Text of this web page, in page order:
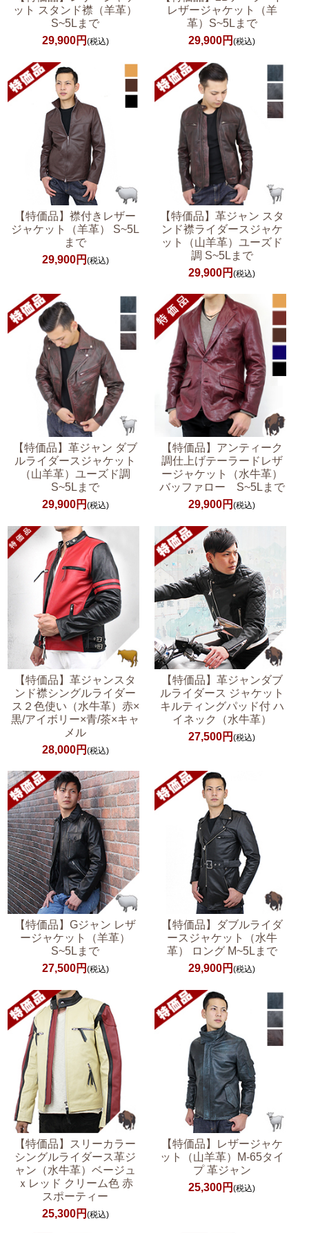
ット スタンド襟（羊革）
S~5Lまで
29,900円 (税込)
レザージャケット（羊
革）S~5Lまで
29,900円(税込)
【特価品】襟付きレザー
ジャケット（羊革） S~5L
まで
29,900円 (税込)
【特価品】革ジャン スタ
ンド襟ライダースジャケ
ット（山羊革）ユーズド
調 S~5Lまで
29,900円(税込)
【特価品】革ジャン ダブ
ルライダースジャケット
（山羊革）ユーズド調
S~5Lまで
29,900円 (税込)
【特価品】アンティーク
調仕上げテーラードレザ
ージャケット（水牛革）
バッファロー S~5Lまで
29,900円(税込)
【特価品】革ジャンスタ
ンド襟シングルライダー
ス２色使い（水牛革）赤×
黒/アイボリー×青/茶×キャ
メル
28,000円 (税込)
【特価品】革ジャンダブ
ルライダース ジャケット
キルティングパッド付 ハ
イネック（水牛革）
27,500円(税込)
【特価品】Gジャン レザ
ージャケット（羊革）
S~5Lまで
27,500円 (税込)
【特価品】ダブルライダ
ースジャケット（水牛
革） ロング M~5Lまで
29,900円(税込)
【特価品】スリーカラー
シングルライダース革ジ
ャン（水牛革）ベージュ
ｘレッド クリーム色 赤
スポーティー
25,300円 (税込)
【特価品】レザージャケ
ット（山羊革）M-65タイ
プ 革ジャン
25,300円(税込)